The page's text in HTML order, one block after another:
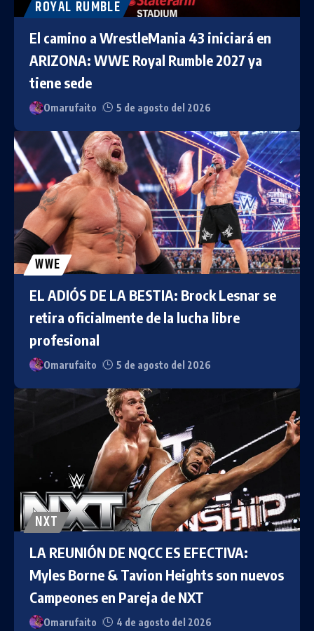
ROYAL RUMBLE
El camino a WrestleMania 43 iniciará en
ARIZONA: WWE Royal Rumble 2027 ya
tiene sede
Omarufaito 5 de agosto del 2026
WWE
EL ADIÓS DE LA BESTIA: Brock Lesnar se
retira oficialmente de la lucha libre
profesional
Omarufaito 5 de agosto del 2026
NXT
LA REUNIÓN DE NQCC ES EFECTIVA:
Myles Borne & Tavion Heights son nuevos
Campeones en Pareja de NXT
Omarufaito 4 de agosto del 2026